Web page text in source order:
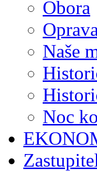
Obora
Naše
Noc